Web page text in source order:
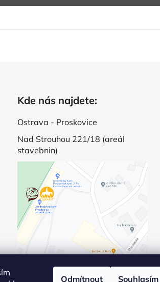
Odmítnout Souhlasím
Kde nás najdete:
Ostrava - Proskovice
Nad Strouhou 221/18 (areál
stavebnin)